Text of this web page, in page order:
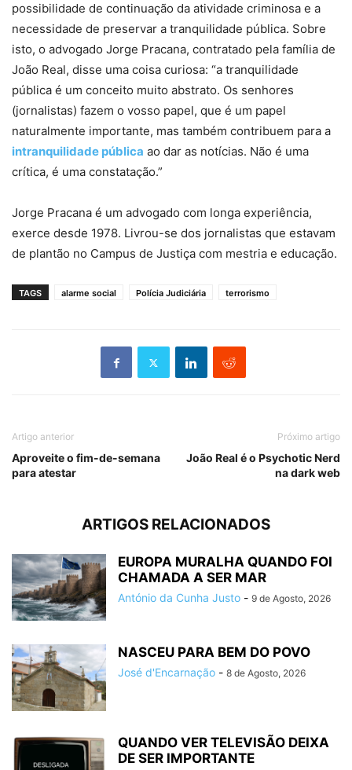
possibilidade de continuação da atividade criminosa e a
necessidade de preservar a tranquilidade pública. Sobre
isto, o advogado Jorge Pracana, contratado pela família de
João Real, disse uma coisa curiosa: “a tranquilidade
pública é um conceito muito abstrato. Os senhores
(jornalistas) fazem o vosso papel, que é um papel
naturalmente importante, mas também contribuem para a
intranquilidade pública ao dar as notícias. Não é uma
crítica, é uma constatação.”
Jorge Pracana é um advogado com longa experiência,
exerce desde 1978. Livrou-se dos jornalistas que estavam
de plantão no Campus de Justiça com mestria e educação.
TAGS alarme social Polícia Judiciária terrorismo
Artigo anterior
Aproveite o fim-de-semana
para atestar
Próximo artigo
João Real é o Psychotic Nerd
na dark web
ARTIGOS RELACIONADOS
EUROPA MURALHA QUANDO FOI
CHAMADA A SER MAR
António da Cunha Justo - 9 de Agosto, 2026
NASCEU PARA BEM DO POVO
José d'Encarnação - 8 de Agosto, 2026
QUANDO VER TELEVISÃO DEIXA
DE SER IMPORTANTE